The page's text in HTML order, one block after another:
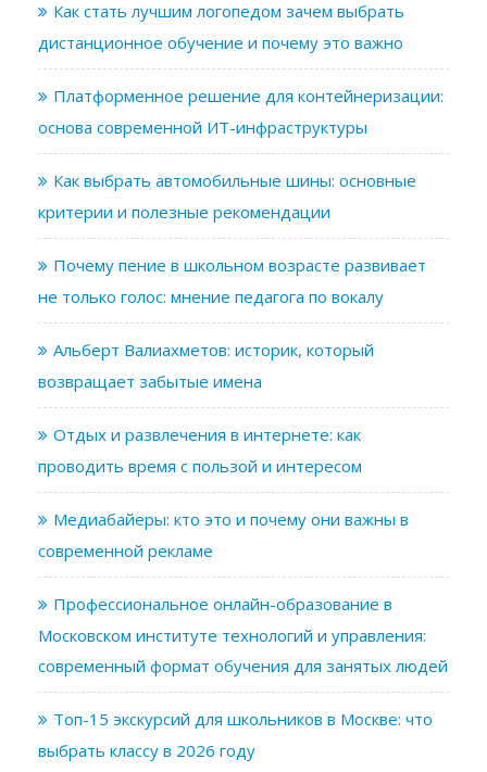
Как стать лучшим логопедом зачем выбрать
дистанционное обучение и почему это важно
Платформенное решение для контейнеризации:
основа современной ИТ-инфраструктуры
Как выбрать автомобильные шины: основные
критерии и полезные рекомендации
Почему пение в школьном возрасте развивает
не только голос: мнение педагога по вокалу
Альберт Валиахметов: историк, который
возвращает забытые имена
Отдых и развлечения в интернете: как
проводить время с пользой и интересом
Медиабайеры: кто это и почему они важны в
современной рекламе
Профессиональное онлайн-образование в
Московском институте технологий и управления:
современный формат обучения для занятых людей
Топ-15 экскурсий для школьников в Москве: что
выбрать классу в 2026 году